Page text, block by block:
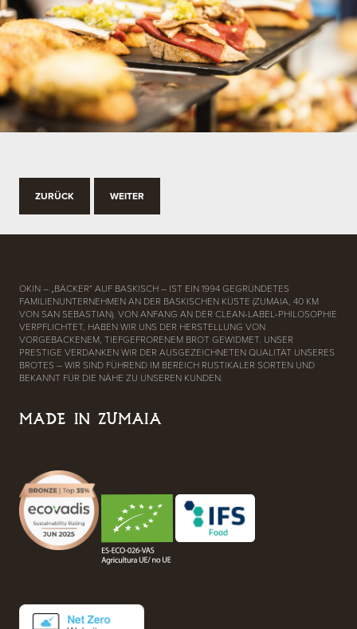
ZURÜCK WEITER
OKIN – „BÄCKER“ AUF BASKISCH – IST EIN 1994 GEGRÜNDETES
FAMILIENUNTERNEHMEN AN DER BASKISCHEN KÜSTE (ZUMAIA, 40 KM
VON SAN SEBASTIAN). VON ANFANG AN DER CLEAN-LABEL-PHILOSOPHIE
VERPFLICHTET, HABEN WIR UNS DER HERSTELLUNG VON
VORGEBACKENEM, TIEFGEFRORENEM BROT GEWIDMET. UNSER
PRESTIGE VERDANKEN WIR DER AUSGEZEICHNETEN QUALITÄT UNSERES
BROTES – WIR SIND FÜHREND IM BEREICH RUSTIKALER SORTEN UND
BEKANNT FÜR DIE NÄHE ZU UNSEREN KUNDEN.
MADE IN ZUMAIA